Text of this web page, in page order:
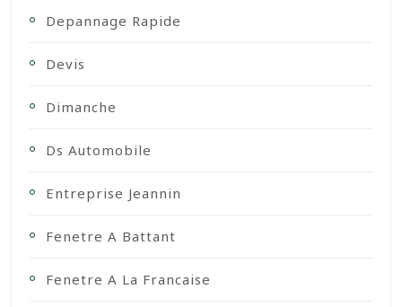
Depannage Rapide
Devis
Dimanche
Ds Automobile
Entreprise Jeannin
Fenetre A Battant
Fenetre A La Francaise